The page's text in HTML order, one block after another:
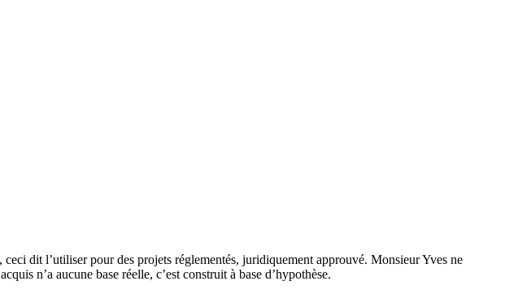
dit l’utiliser pour des projets réglementés, juridiquement approuvé. Monsieur Yves ne
n’a aucune base réelle, c’est construit à base d’hypothèse.